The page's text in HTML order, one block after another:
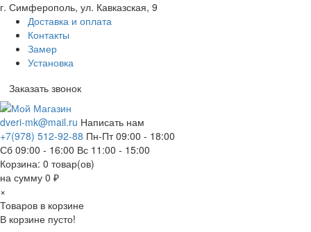
г. Симферополь, ул. Кавказская, 9
Доставка и оплата
Контакты
Замер
Установка
Заказать звонок
dveri-mk@mail.ru Написать нам
+7(978) 512-92-88 Пн-Пт 09:00 - 18:00
Сб 09:00 - 16:00 Вс 11:00 - 15:00
Корзина: 0 товар(ов)
на сумму 0 ₽
×
Товаров в корзине
В корзине пусто!